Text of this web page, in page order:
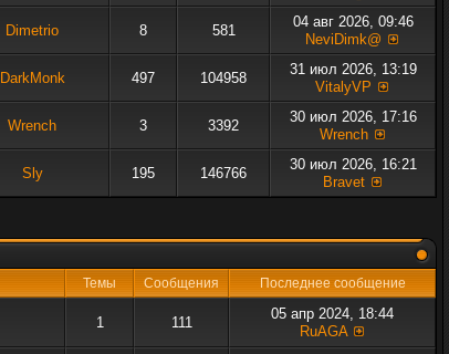
Dimetrio 8 581
04 авг 2026, 09:46
NeviDimk@
DarkMonk 497 104958
31 июл 2026, 13:19
VitalyVP
Wrench 3 3392
30 июл 2026, 17:16
Wrench
Sly 195 146766
30 июл 2026, 16:21
Bravet
Темы Сообщения Последнее сообщение
1 111
05 апр 2024, 18:44
RuAGA